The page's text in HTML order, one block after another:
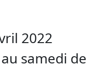
2022
samedi de